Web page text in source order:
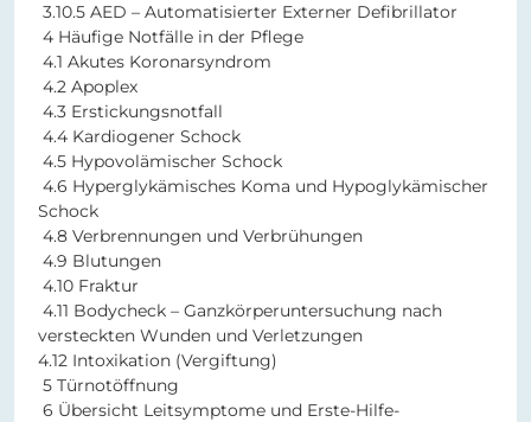
3.10.5 AED – Automatisierter Externer Defibrillator
4 Häufige Notfälle in der Pflege
4.1 Akutes Koronarsyndrom
4.2 Apoplex
4.3 Erstickungsnotfall
4.4 Kardiogener Schock
4.5 Hypovolämischer Schock
4.6 Hyperglykämisches Koma und Hypoglykämischer
Schock
4.8 Verbrennungen und Verbrühungen
4.9 Blutungen
4.10 Fraktur
4.11 Bodycheck – Ganzkörperuntersuchung nach
versteckten Wunden und Verletzungen
4.12 Intoxikation (Vergiftung)
5 Türnotöffnung
6 Übersicht Leitsymptome und Erste-Hilfe-